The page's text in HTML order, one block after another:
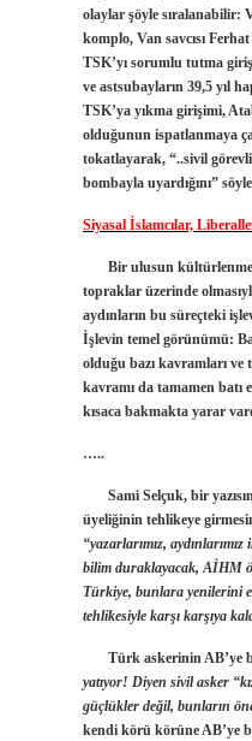
olaylar şöyle sıralanabilir:
komplo, Van savcısı Ferhat
TSK’yı sorumlu tutma
ve astsubayların 39,5 yıl
TSK’ya yıkma girişimi,
olduğunun ispatlanmaya
tokatlayarak, “..sivil
bombayla uyardığını”
Siyasal İslamcılar,
Bir ulusun
topraklar üzerinde
aydınların bu süreçteki
İşlevin temel görünümü:
olduğu bazı kavramları
kavramı da tamamen batı
kısaca bakmakta yarar
…..
Sami Selçuk, bir
üyeliğinin tehlikeye
“yazarlarımız,
bilim duraklayacak, AİHM
Türkiye, bunlara yenilerini
tehlikesiyle karşı karşıya
Türk askerinin AB’ye
yatıyor! Diyen sivil asker
güçlükler değil, bunların
kendi körü körüne AB’ye